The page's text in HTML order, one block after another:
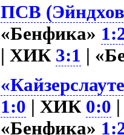
ПСВ
«Бенфика»
| ХИК 3:1 |
1:0 | ХИК 0:0
«Бенфика»